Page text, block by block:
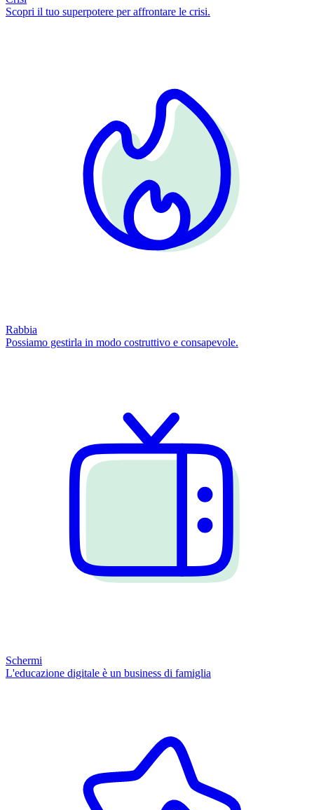
Scopri il tuo superpotere per affrontare le crisi.
Rabbia
Possiamo gestirla in modo costruttivo e consapevole.
Schermi
L'educazione digitale è un business di famiglia